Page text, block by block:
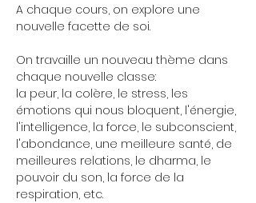
A chaque cours, on explore une
nouvelle facette de soi.
On travaille un nouveau thème dans
chaque nouvelle classe:
la peur, la colère, le stress, les
émotions qui nous bloquent, l'énergie,
l'intelligence, la force, le subconscient,
l'abondance, une meilleure santé, de
meilleures relations, le dharma, le
pouvoir du son, la force de la
respiration, etc.